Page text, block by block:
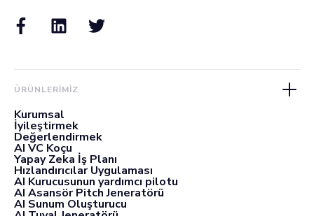
ÜRÜNLERIMIZ
Kurumsal
İyileştirmek
Değerlendirmek
AI VC Koçu
Yapay Zeka İş Planı
Hızlandırıcılar Uygulaması
AI Kurucusunun yardımcı pilotu
AI Asansör Pitch Jeneratörü
AI Sunum Oluşturucu